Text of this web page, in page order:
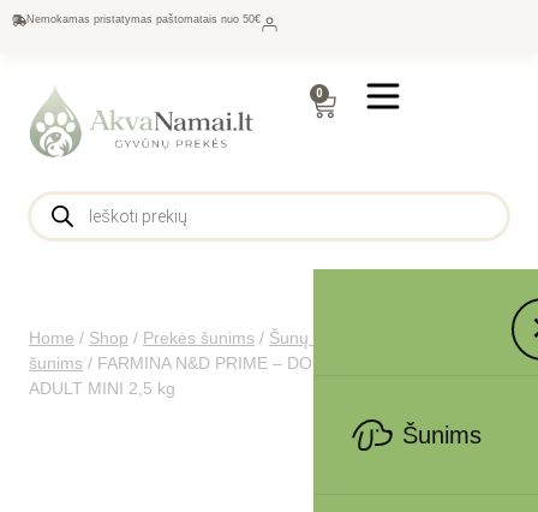
Nemokamas pristatymas paštomatais nuo 50€
0
Šunims
Home / Shop / Prekės šunims / Šunų maistas
šunims / FARMINA N&D PRIME – DOG Dry Wild Boar&Apple
ADULT MINI 2,5 kg